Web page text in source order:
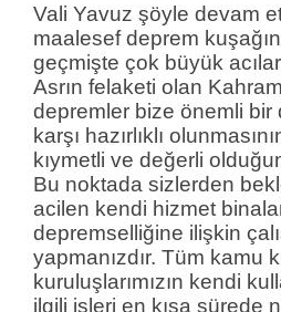
Vali Yavuz şöyle devam
maalesef deprem
geçmişte çok büyük
Asrın felaketi olan
depremler bize önemli bir
karşı hazırlıklı
kıymetli ve değerli
Bu noktada sizlerden
acilen kendi hizmet
depremselliğine ilişkin
yapmanızdır. Tüm kamu
kuruluşlarımızın kendi
ilgili işleri en kısa sürede